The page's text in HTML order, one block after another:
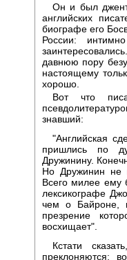
Он и был
английских
биографе его
России:
давнюю пору
настоящему
хорошо.
Вот что
знавший:
"Английская
пришлись по
Дружинину.
Но Дружинин не
Всего милее ему
лексикографе
чем о Байроне,
презрение
восхищает".
Кстати
преклоняются;